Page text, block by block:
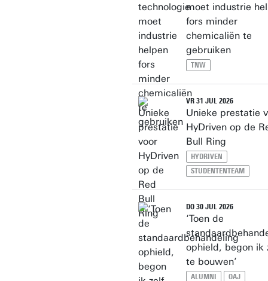
moet industrie
fors minder
chemicaliën te
gebruiken
TNW
VR 31 JUL 2026
Unieke prestatie
HyDriven op de
Bull Ring
HYDRIVEN
STUDENTENTEAM
DO 30 JUL 2026
‘Toen de
ophield, begon ik
te bouwen’
ALUMNI OAJ